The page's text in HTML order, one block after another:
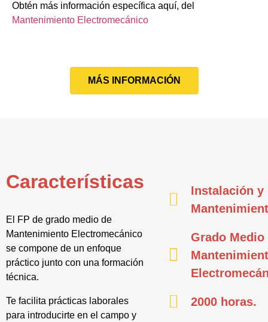
Obtén más información específica aquí, del
Mantenimiento Electromecánico
MÁS INFORMACIÓN
Características
El FP de grado medio de
Mantenimiento Electromecánico
se compone de un enfoque
práctico junto con una formación
técnica.
Te facilita prácticas laborales
para introducirte en el campo y
Instalación y
Grado Medio
2000 horas.